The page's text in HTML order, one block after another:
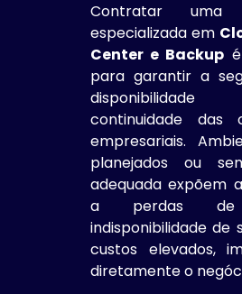
Contratar uma
especializada em
Center e Backup
para garantir a
continuidade das
empresariais.
planejados ou
adequada expõem
a perdas de
indisponibilidade de
custos elevados,
diretamente o